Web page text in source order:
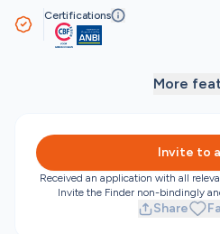
Certifications
More
Invite to
Received an application with all
Invite the Finder non-bindingly
Share